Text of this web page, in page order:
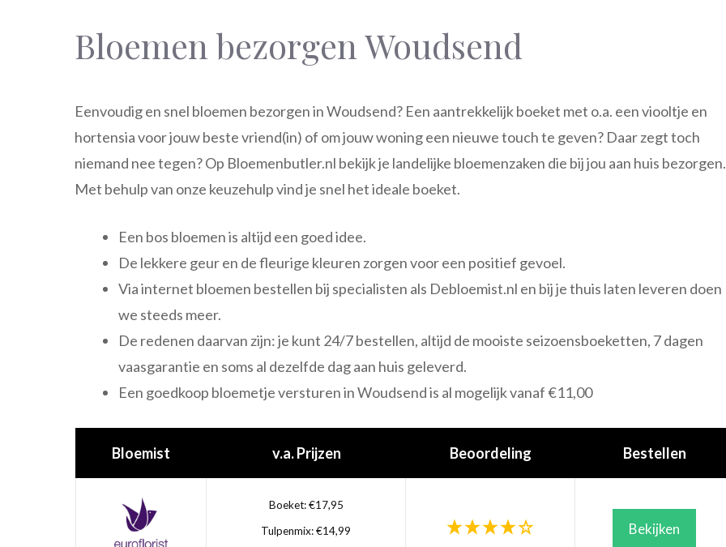
Bloemen bezorgen Woudsend
Eenvoudig en snel bloemen bezorgen in Woudsend? Een aantrekkelijk boeket met o.a. een viooltje en
hortensia voor jouw beste vriend(in) of om jouw woning een nieuwe touch te geven? Daar zegt toch
niemand nee tegen? Op Bloemenbutler.nl bekijk je landelijke bloemenzaken die bij jou aan huis bezorgen.
Met behulp van onze keuzehulp vind je snel het ideale boeket.
Een bos bloemen is altijd een goed idee.
De lekkere geur en de fleurige kleuren zorgen voor een positief gevoel.
Via internet bloemen bestellen bij specialisten als Debloemist.nl en bij je thuis laten leveren doen
we steeds meer.
De redenen daarvan zijn: je kunt 24/7 bestellen, altijd de mooiste seizoensboeketten, 7 dagen
vaasgarantie en soms al dezelfde dag aan huis geleverd.
Een goedkoop bloemetje versturen in Woudsend is al mogelijk vanaf €11,00
Bloemist v.a. Prijzen Beoordeling Bestellen
Boeket: €17,95
Tulpenmix: €14,99
Bekijken